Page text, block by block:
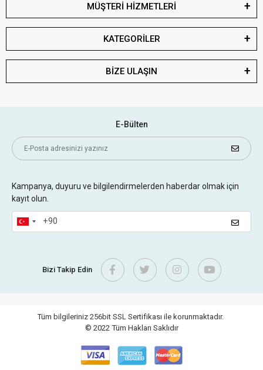
MÜŞTERİ HİZMETLERİ
KATEGORİLER
BİZE ULAŞIN
E-Bülten
Kampanya, duyuru ve bilgilendirmelerden haberdar olmak için
kayıt olun.
Bizi Takip Edin
Tüm bilgileriniz 256bit SSL Sertifikası ile korunmaktadır.
© 2022 Tüm Hakları Saklıdır